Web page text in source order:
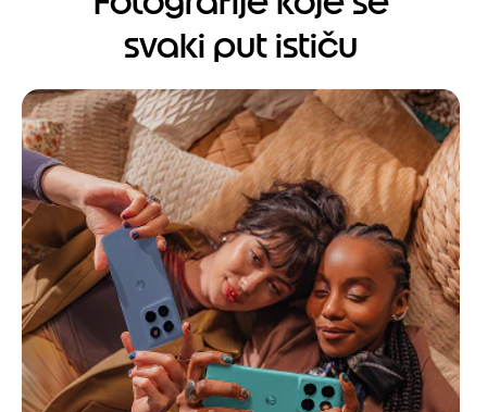
svaki put ističu